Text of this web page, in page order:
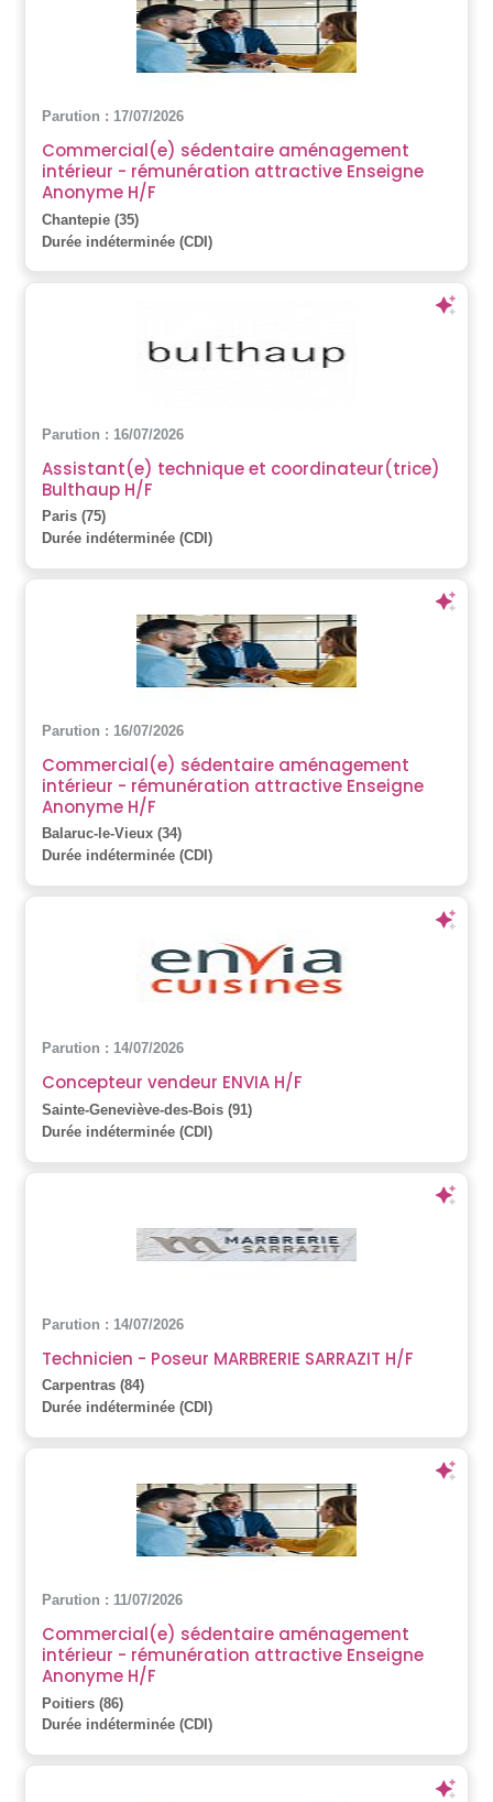
Parution : 17/07/2026
Commercial(e) sédentaire aménagement
intérieur - rémunération attractive Enseigne
Anonyme H/F
Chantepie (35)
Durée indéterminée (CDI)
Parution : 16/07/2026
Assistant(e) technique et coordinateur(trice)
Bulthaup H/F
Paris (75)
Durée indéterminée (CDI)
Parution : 16/07/2026
Commercial(e) sédentaire aménagement
intérieur - rémunération attractive Enseigne
Anonyme H/F
Balaruc-le-Vieux (34)
Durée indéterminée (CDI)
Parution : 14/07/2026
Concepteur vendeur ENVIA H/F
Sainte-Geneviève-des-Bois (91)
Durée indéterminée (CDI)
Parution : 14/07/2026
Technicien - Poseur MARBRERIE SARRAZIT H/F
Carpentras (84)
Durée indéterminée (CDI)
Parution : 11/07/2026
Commercial(e) sédentaire aménagement
intérieur - rémunération attractive Enseigne
Anonyme H/F
Poitiers (86)
Durée indéterminée (CDI)